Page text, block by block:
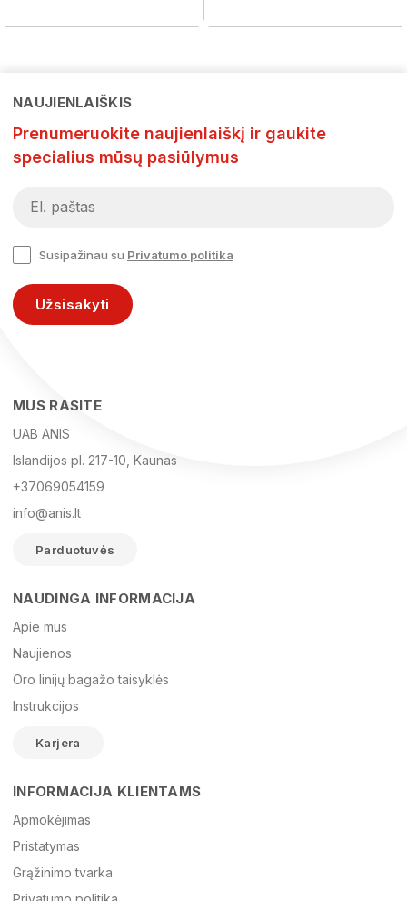
El. paštas
Žinutė
NAUJIENLAIŠKIS
Prenumeruokite naujienlaiškį ir gaukite
specialius mūsų pasiūlymus
Susipažinau su Privatumo politika
Užsisakyti
MUS RASITE
UAB ANIS
Islandijos pl. 217-10, Kaunas
+37069054159
info@anis.lt
Parduotuvės
NAUDINGA INFORMACIJA
Apie mus
Naujienos
Oro linijų bagažo taisyklės
Instrukcijos
Karjera
INFORMACIJA KLIENTAMS
Apmokėjimas
Pristatymas
Grąžinimo tvarka